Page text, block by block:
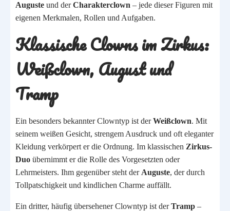
Auguste und derCharakterclown – jede dieser Figuren mit
eigenen Merkmalen, Rollen und Aufgaben.
Klassische Clowns im Zirkus:
Weißclown, August und
Tramp
Ein besonders bekannter Clowntyp ist derWeißclown. Mit
seinem weißen Gesicht, strengem Ausdruck und oft eleganter
Kleidung verkörpert er die Ordnung. Im klassischen Zirkus-
Duo übernimmt er die Rolle des Vorgesetzten oder
Lehrmeisters. Ihm gegenüber steht der Auguste, der durch
Tollpatschigkeit und kindlichen Charme auffällt.
Ein dritter, häufig übersehener Clowntyp ist derTramp –